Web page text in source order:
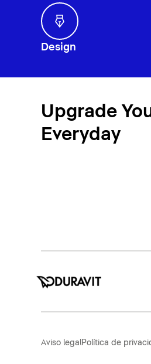
Design
Upgrade
Everyday
Aviso legalPolítica de